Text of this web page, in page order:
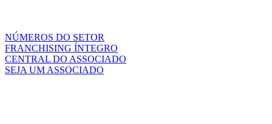
NÚMEROS DO SETOR
FRANCHISING ÍNTEGRO
CENTRAL DO ASSOCIADO
SEJA UM ASSOCIADO